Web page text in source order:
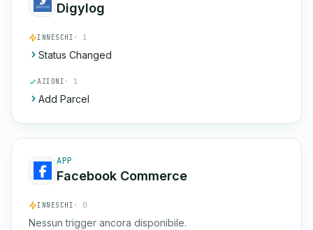
Digylog
INNESCHI · 1
Status Changed
AZIONI · 1
Add Parcel
APP
Facebook Commerce
INNESCHI · 0
Nessun trigger ancora disponibile.